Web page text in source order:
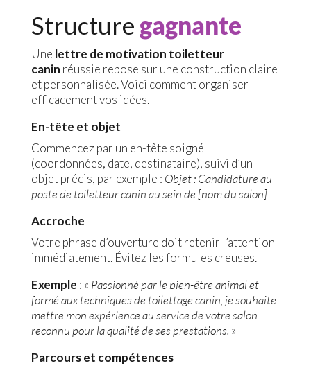
Structure gagnante
Une lettre de motivation toiletteur
canin réussie repose sur une construction claire
et personnalisée. Voici comment organiser
efficacement vos idées.
En-tête et objet
Commencez par un en-tête soigné
(coordonnées, date, destinataire), suivi d’un
objet précis, par exemple : Objet : Candidature au
poste de toiletteur canin au sein de [nom du salon]
Accroche
Votre phrase d’ouverture doit retenir l’attention
immédiatement. Évitez les formules creuses.
Exemple : « Passionné par le bien-être animal et
formé aux techniques de toilettage canin, je souhaite
mettre mon expérience au service de votre salon
reconnu pour la qualité de ses prestations. »
Parcours et compétences